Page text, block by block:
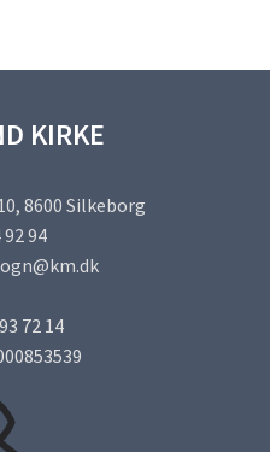
KIRKE
8600 Silkeborg
92 94
72 14